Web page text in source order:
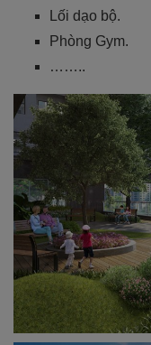
Lối dạo bộ.
Phòng Gym.
……..